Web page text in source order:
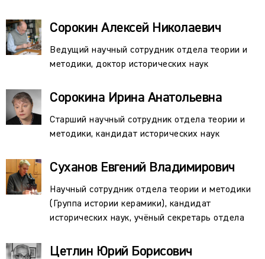
Сорокин Алексей Николаевич
Ведущий научный сотрудник отдела теории и
методики, доктор исторических наук
Сорокина Ирина Анатольевна
Старший научный сотрудник отдела теории и
методики, кандидат исторических наук
Суханов Евгений Владимирович
Научный сотрудник отдела теории и методики
(Группа истории керамики), кандидат
исторических наук, учёный секретарь отдела
Цетлин Юрий Борисович